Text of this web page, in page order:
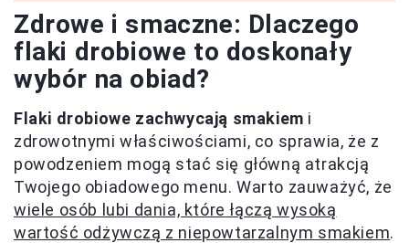
Zdrowe i smaczne: Dlaczego
flaki drobiowe to doskonały
wybór na obiad?
Flaki drobiowe zachwycają smakiem i
zdrowotnymi właściwościami, co sprawia, że z
powodzeniem mogą stać się główną atrakcją
Twojego obiadowego menu. Warto zauważyć, że
wiele osób lubi dania, które łączą wysoką
wartość odżywczą z niepowtarzalnym smakiem.